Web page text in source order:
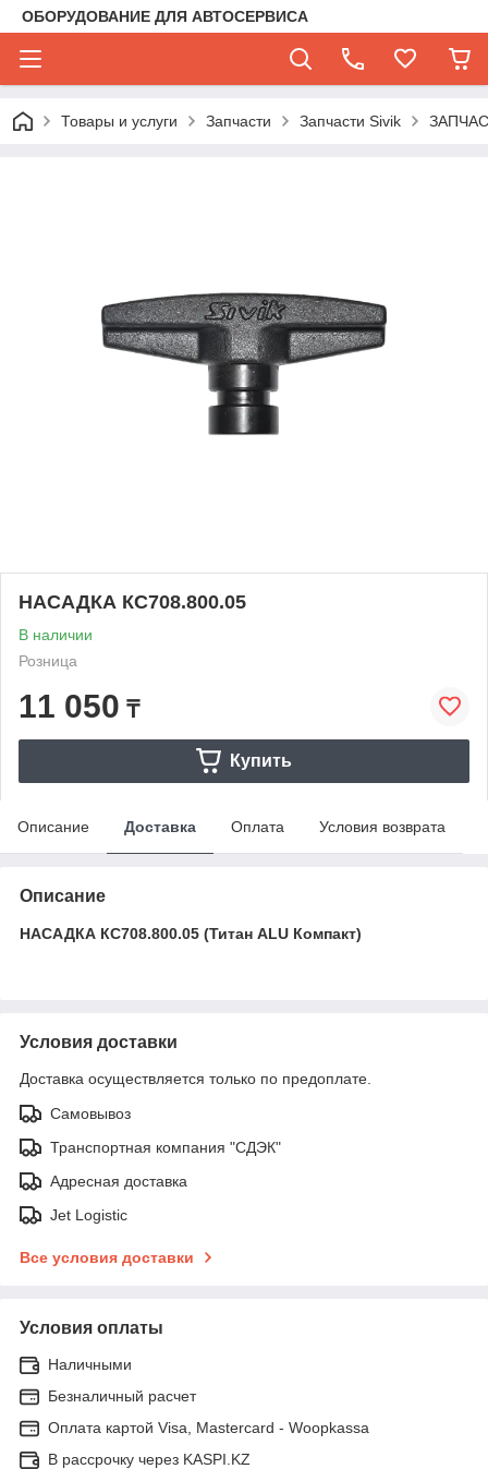
ОБОРУДОВАНИЕ ДЛЯ АВТОСЕРВИСА
Товары и услуги Запчасти Запчасти Sivik
НАСАДКА КС708.800.05
В наличии
Розница
11 050 ₸
Купить
Описание Доставка Оплата Условия возврата
Описание
НАСАДКА КС708.800.05 (Титан ALU Компакт)
Условия доставки
Доставка осуществляется только по предоплате.
Самовывоз
Транспортная компания "СДЭК"
Адресная доставка
Jet Logistic
Все условия доставки
Условия оплаты
Наличными
Безналичный расчет
Оплата картой Visa, Mastercard - Woopkassa
В рассрочку через KASPI.KZ